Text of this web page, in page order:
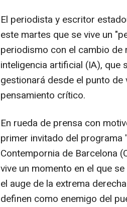
El periodista y escritor
este martes que se vive un
periodismo con el cambio
inteligencia artificial (IA),
gestionará desde el punto
pensamiento crítico.
En rueda de prensa con
primer invitado del programa
Contempornia de Barcelona
vive un momento en el que
el auge de la extrema
definen como enemigo del